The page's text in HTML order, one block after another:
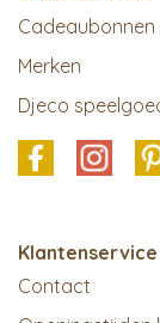
Cadeaubonnen
Merken
Djeco
Klantenservice
Contact